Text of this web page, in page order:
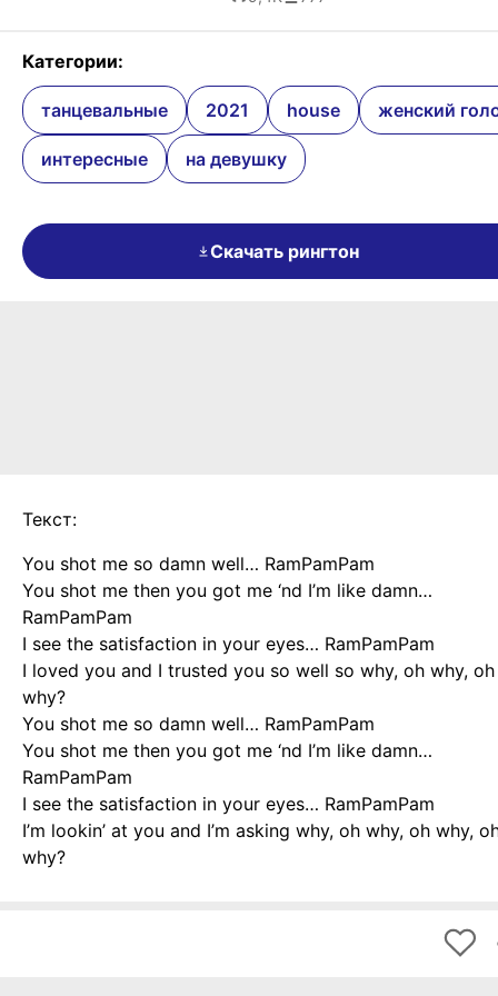
Категории:
танцевальные 2021 house женский
интересные на девушку
Скачать рингтон
Текст:
You shot me so damn well… RamPamPam
You shot me then you got me ‘nd I’m like damn…
RamPamPam
I see the satisfaction in your eyes… RamPamPam
I loved you and I trusted you so well so why, oh why, oh
why?
You shot me so damn well… RamPamPam
You shot me then you got me ‘nd I’m like damn…
RamPamPam
I see the satisfaction in your eyes… RamPamPam
I’m lookin’ at you and I’m asking why, oh why, oh why,
why?